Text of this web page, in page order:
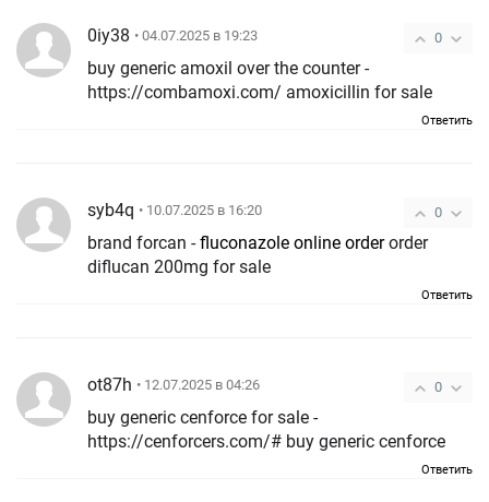
0
0iy38 • 04.07.2025 в 19:23
buy generic amoxil over the counter -
https://combamoxi.com/ amoxicillin for sale
Ответить
0
syb4q • 10.07.2025 в 16:20
brand forcan -fluconazole online orderorder
diflucan 200mg for sale
Ответить
0
ot87h • 12.07.2025 в 04:26
buy generic cenforce for sale -
https://cenforcers.com/# buy generic cenforce
Ответить